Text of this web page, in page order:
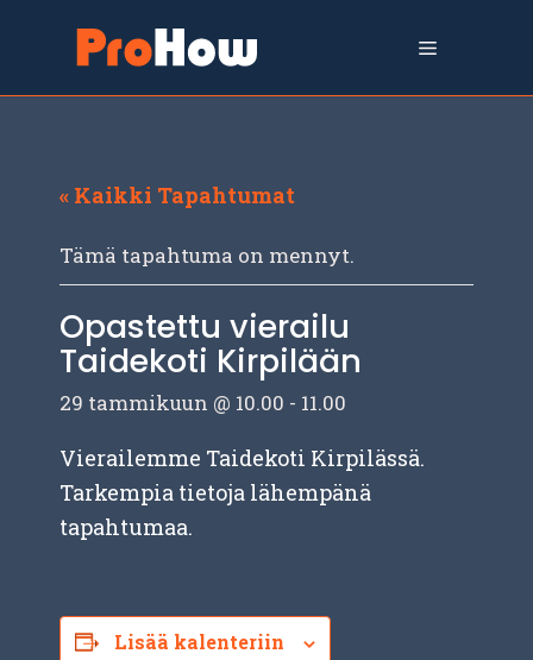
sisältöön
Valikko
« Kaikki Tapahtumat
Tämä tapahtuma on mennyt.
Opastettu vierailu
Taidekoti Kirpilään
29 tammikuun @ 10.00 - 11.00
Vierailemme Taidekoti Kirpilässä.
Tarkempia tietoja lähempänä
tapahtumaa.
Lisää kalenteriin